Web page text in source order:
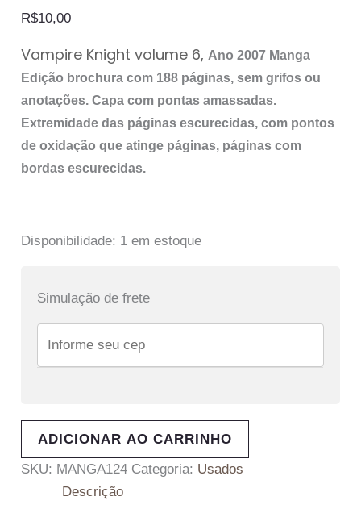
R$10,00
Vampire Knight volume 6,Ano 2007 Manga
Edição brochura com 188 páginas, sem grifos ou
anotações. Capa com pontas amassadas.
Extremidade das páginas escurecidas, com pontos
de oxidação que atinge páginas, páginas com
bordas escurecidas.
Disponibilidade: 1 em estoque
Simulação de frete
ADICIONAR AO CARRINHO
SKU: MANGA124 Categoria: Usados
Descrição